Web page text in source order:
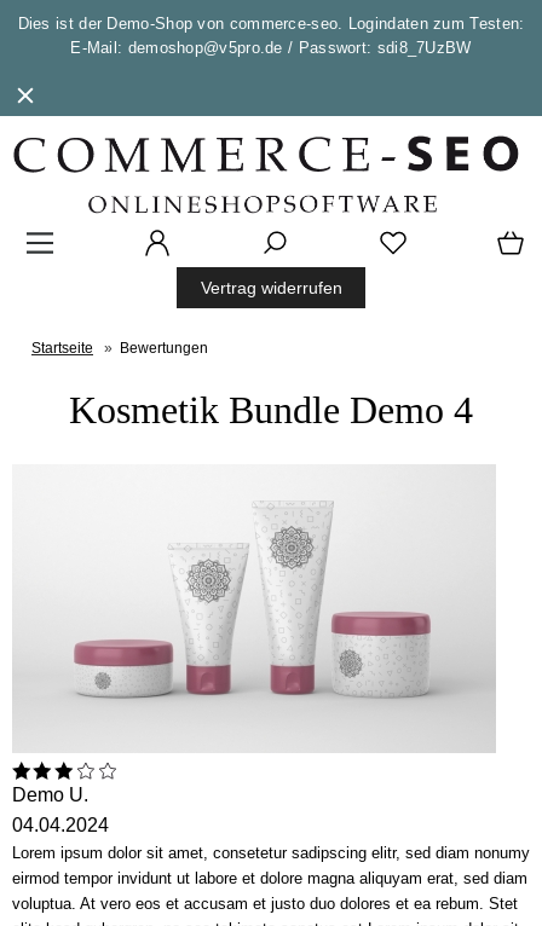
Dies ist der Demo-Shop von commerce-seo. Logindaten zum Testen:
E-Mail: demoshop@v5pro.de / Passwort: sdi8_7UzBW
Vertrag widerrufen
Startseite » Bewertungen
Kosmetik Bundle Demo 4
Demo U.
04.04.2024
Lorem ipsum dolor sit amet, consetetur sadipscing elitr, sed diam nonumy
eirmod tempor invidunt ut labore et dolore magna aliquyam erat, sed diam
voluptua. At vero eos et accusam et justo duo dolores et ea rebum. Stet